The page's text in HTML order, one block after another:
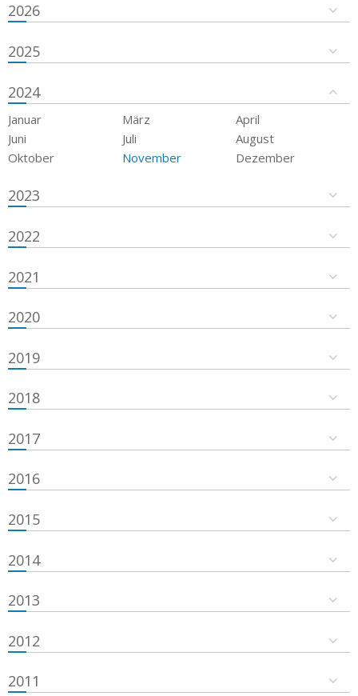
2026
2025
2024
Januar März
April
Juni
Juli
August
Oktober
November Dezember
2023
2022
2021
2020
2019
2018
2017
2016
2015
2014
2013
2012
2011